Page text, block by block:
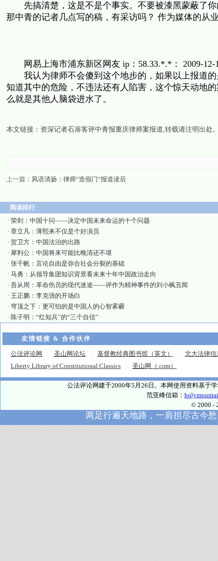
先搞清楚，这是不是个事实。不要被漆黑蒙蔽了你
那中青的记者几点写的稿，有采访吗？ 作为媒体的从
网易上海市浦东新区网友 ip：58.33.*.*： 2009-12-
我认为律师不会傻到这个地步的，如果以上报道的
知道其中的危险，不违法还有人陷害，这个惊天动地
么就是其他人脑袋进水了。
本文链接： 资深记者石扉客评中青报重庆律师案报道,转载请注明出处
上一篇： 风语清扬：律师“造假门”报道读后
阅读排行
· 荣剑：中国十问——决定中国未来命运的十个问题
· 章立凡：薄熙来不仅是个好演员
· 贺卫方：中国法治的出路
· 犀利公：中国将来可能比晚清还不堪
· 张千帆：言论自由是弥合社会分裂的基础
· 马勇：从领导集团知识背景看未来十年中国政治走向
· 吾从周：革命伤员的现代迷途——评作为精神事件的刘小枫丑闻
· 王正鹏：李克强的开场白
· 穹顶之下：更可怕的是中国人的心智雾霾
· 陈子明：“红知兵”的“三个自信”
友情链接 & 合作伙伴
公法评论网 圣山网论坛 基督教经典图书馆（英文）
北大法律信
Liberty Library of Constitutional Classics
圣山网（.com）
公法评论网建于2000年5月26日。本网使用资料基于
范亚峰信箱：
© 2000 -
两足行遍天地路，一肩担尽古今